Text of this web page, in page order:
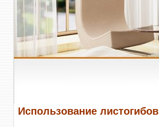
Использование листогибов